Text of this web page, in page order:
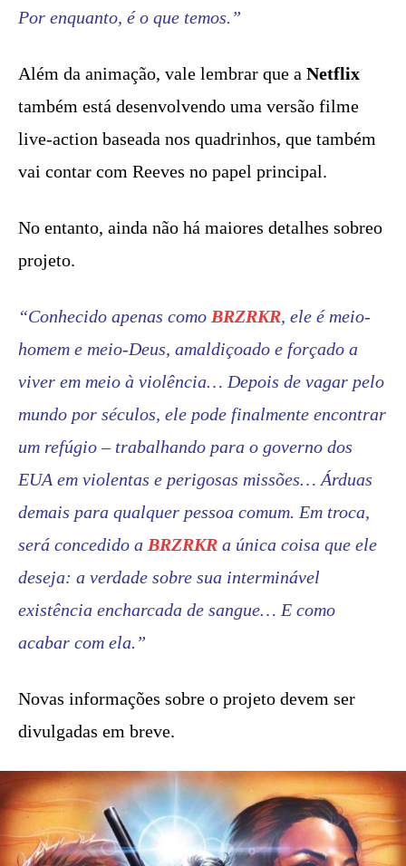
Por enquanto, é o que temos.”
Além da animação, vale lembrar que a Netflix
também está desenvolvendo uma versão filme
live-action baseada nos quadrinhos, que também
vai contar com Reeves no papel principal.
No entanto, ainda não há maiores detalhes sobreo
projeto.
“Conhecido apenas como BRZRKR, ele é meio-
homem e meio-Deus, amaldiçoado e forçado a
viver em meio à violência… Depois de vagar pelo
mundo por séculos, ele pode finalmente encontrar
um refúgio – trabalhando para o governo dos
EUA em violentas e perigosas missões… Árduas
demais para qualquer pessoa comum. Em troca,
será concedido a BRZRKR a única coisa que ele
deseja: a verdade sobre sua interminável
existência encharcada de sangue… E como
acabar com ela.”
Novas informações sobre o projeto devem ser
divulgadas em breve.